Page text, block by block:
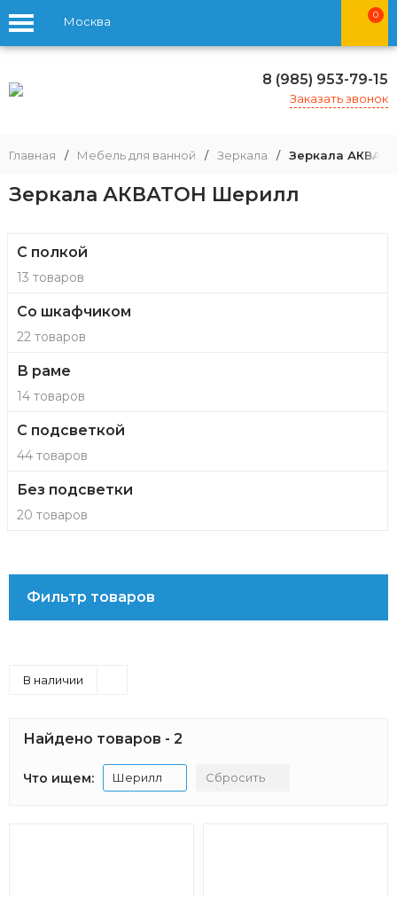
Москва 0
8 (985) 953-79-15
Заказать звонок
Главная / Мебель для ванной / Зеркала / Зеркала
Зеркала АКВАТОН Шерилл
С полкой
13 товаров
Со шкафчиком
22 товаров
В раме
14 товаров
С подсветкой
44 товаров
Без подсветки
20 товаров
Фильтр товаров
В наличии
Найдено товаров - 2
Что ищем: Шерилл Сбросить